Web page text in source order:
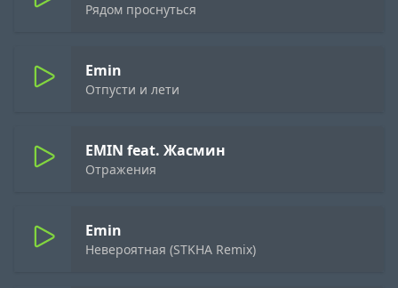
Рядом проснуться
Emin
Отпусти и лети
EMIN feat. Жасмин
Отражения
Emin
Невероятная (STKHA Remix)